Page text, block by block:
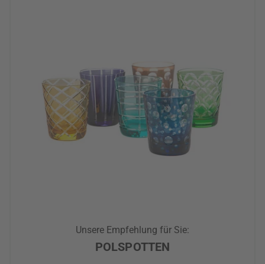
Unsere Empfehlung für Sie:
POLSPOTTEN